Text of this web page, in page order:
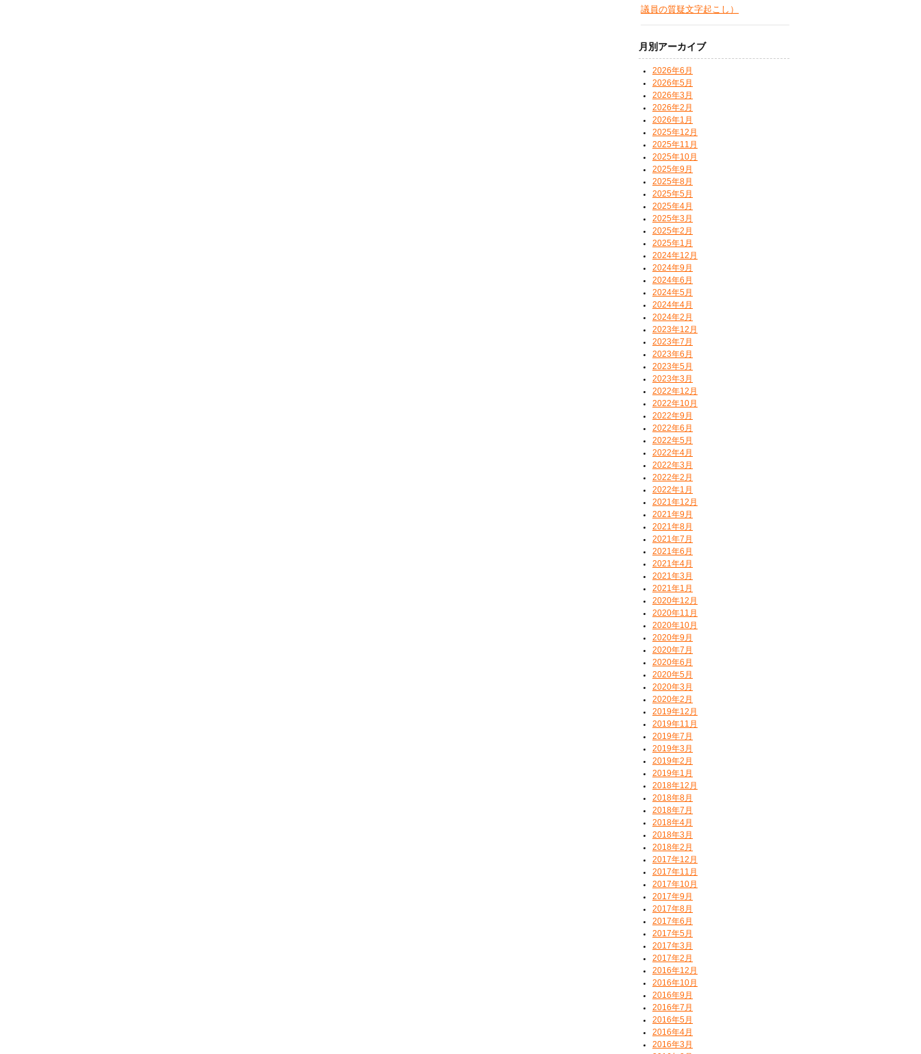
議員の質疑文字起こし）
月別アーカイブ
2026年6月
2026年5月
2026年3月
2026年2月
2026年1月
2025年12月
2025年11月
2025年10月
2025年9月
2025年8月
2025年5月
2025年4月
2025年3月
2025年2月
2025年1月
2024年12月
2024年9月
2024年6月
2024年5月
2024年4月
2024年2月
2023年12月
2023年7月
2023年6月
2023年5月
2023年3月
2022年12月
2022年10月
2022年9月
2022年6月
2022年5月
2022年4月
2022年3月
2022年2月
2022年1月
2021年12月
2021年9月
2021年8月
2021年7月
2021年6月
2021年4月
2021年3月
2021年1月
2020年12月
2020年11月
2020年10月
2020年9月
2020年7月
2020年6月
2020年5月
2020年3月
2020年2月
2019年12月
2019年11月
2019年7月
2019年3月
2019年2月
2019年1月
2018年12月
2018年8月
2018年7月
2018年4月
2018年3月
2018年2月
2017年12月
2017年11月
2017年10月
2017年9月
2017年8月
2017年6月
2017年5月
2017年3月
2017年2月
2016年12月
2016年10月
2016年9月
2016年7月
2016年5月
2016年4月
2016年3月